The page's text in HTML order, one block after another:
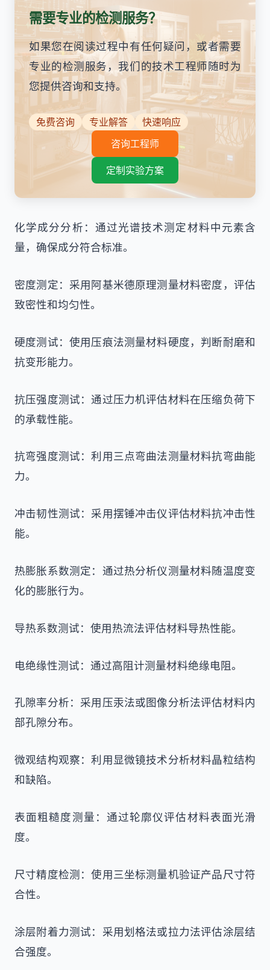
需要专业的检测服务？
如果您在阅读过程中有任何疑问，或者需要
专业的检测服务，我们的技术工程师随时为
您提供咨询和支持。
免费咨询 专业解答
快速响应
咨询工程师
定制实验方案
化学成分分析：通过光谱技术测定材料中元素含
量，确保成分符合标准。
密度测定：采用阿基米德原理测量材料密度，评估
致密性和均匀性。
硬度测试：使用压痕法测量材料硬度，判断耐磨和
抗变形能力。
抗压强度测试：通过压力机评估材料在压缩负荷下
的承载性能。
抗弯强度测试：利用三点弯曲法测量材料抗弯曲能
力。
冲击韧性测试：采用摆锤冲击仪评估材料抗冲击性
能。
热膨胀系数测定：通过热分析仪测量材料随温度变
化的膨胀行为。
导热系数测试：使用热流法评估材料导热性能。
电绝缘性测试：通过高阻计测量材料绝缘电阻。
孔隙率分析：采用压汞法或图像分析法评估材料内
部孔隙分布。
微观结构观察：利用显微镜技术分析材料晶粒结构
和缺陷。
表面粗糙度测量：通过轮廓仪评估材料表面光滑
度。
尺寸精度检测：使用三坐标测量机验证产品尺寸符
合性。
涂层附着力测试：采用划格法或拉力法评估涂层结
合强度。